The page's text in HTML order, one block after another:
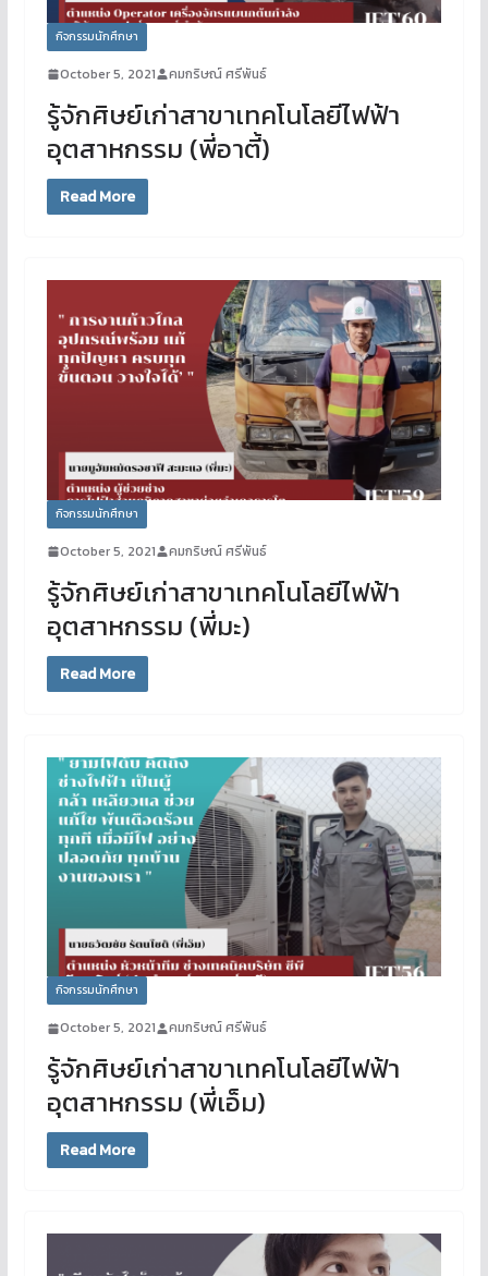
กิจกรรมนักศึกษา
October 5, 2021 คมกริษณ์ ศรีพันธ์
รู้จักศิษย์เก่าสาขาเทคโนโลยีไฟฟ้า
อุตสาหกรรม (พี่อาตี้)
Read More
กิจกรรมนักศึกษา
October 5, 2021 คมกริษณ์ ศรีพันธ์
รู้จักศิษย์เก่าสาขาเทคโนโลยีไฟฟ้า
อุตสาหกรรม (พี่มะ)
Read More
กิจกรรมนักศึกษา
October 5, 2021 คมกริษณ์ ศรีพันธ์
รู้จักศิษย์เก่าสาขาเทคโนโลยีไฟฟ้า
อุตสาหกรรม (พี่เอ็ม)
Read More